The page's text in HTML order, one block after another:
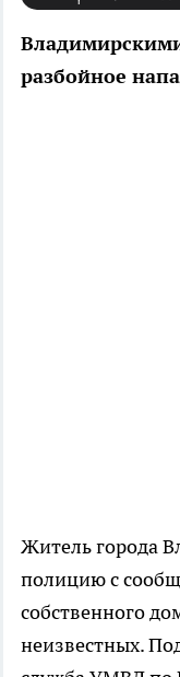
разбойное
Житель города
полицию с
собственного
неизвестных.